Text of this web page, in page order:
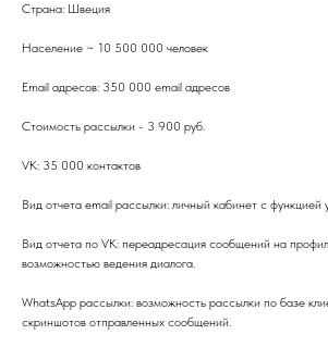
Страна: Швеция
Население ~ 10 500 000 человек
Email адресов: 350 000 email адресов
Стоимость рассылки - 3 900 руб.
VK: 35 000 контактов
Вид отчета email рассылки: личный кабинет с функцией
Вид отчета по VK: переадресация сообщений на
возможностью ведения диалога.
WhatsApp рассылки: возможность рассылки по базе
скриншотов отправленных сообщений.